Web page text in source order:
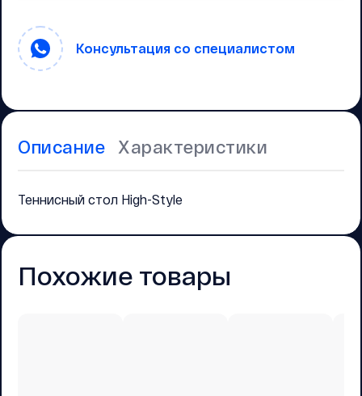
Описание Характеристики
Теннисный стол High-Style
Консультация со специалистом
Похожие товары